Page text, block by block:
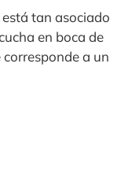
tan asociado
en boca de
a un